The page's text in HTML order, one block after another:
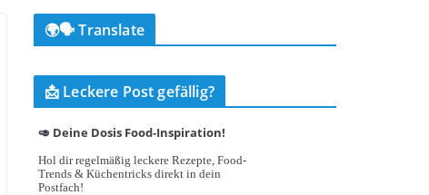
🌍🗣️ Translate
📩 Leckere Post gefällig?
🥑 Deine Dosis Food-Inspiration!
Hol dir regelmäßig leckere Rezepte, Food-
Trends & Küchentricks direkt in dein
Postfach!